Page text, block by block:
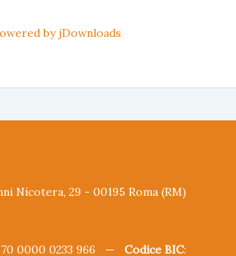
by jDownloads
Nicotera, 29 - 00195 Roma (RM)
0000 0233 966 — Codice BIC: